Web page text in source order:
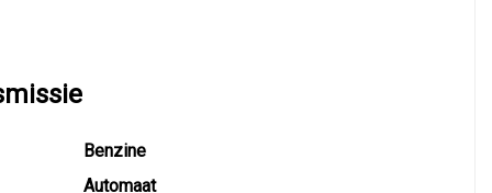
Benzine
Automaat